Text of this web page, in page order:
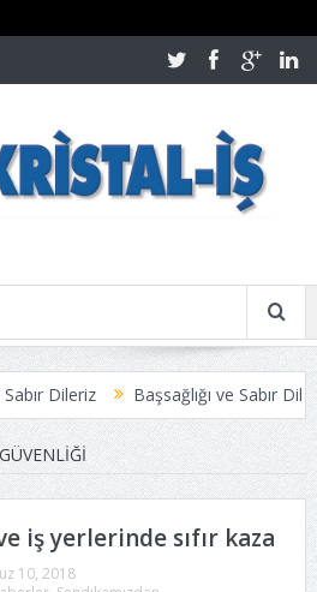
Dileriz
Başsağlığı ve Sabır Dileriz
Üyelerimize Duyuru
iş yerlerinde sıfır kaza
10, 2018